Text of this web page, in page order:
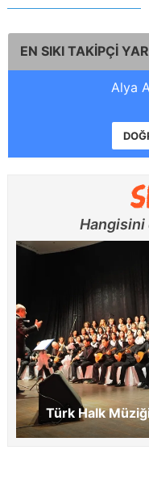
EN SIKI TAKİPÇİ
Alya
Hangisini
Türk Halk